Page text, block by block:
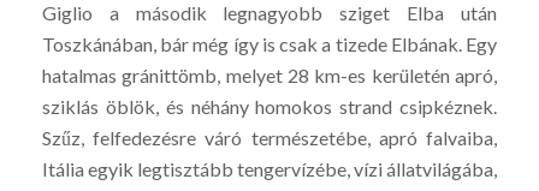
Giglio a második legnagyobb sziget Elba után
Toszkánában, bár még így is csak a tizede Elbának. Egy
hatalmas gránittömb, melyet 28 km-es kerületén apró,
sziklás öblök, és néhány homokos strand csipkéznek.
Szűz, felfedezésre váró természetébe, apró falvaiba,
Itália egyik legtisztább tengervízébe, vízi állatvilágába,